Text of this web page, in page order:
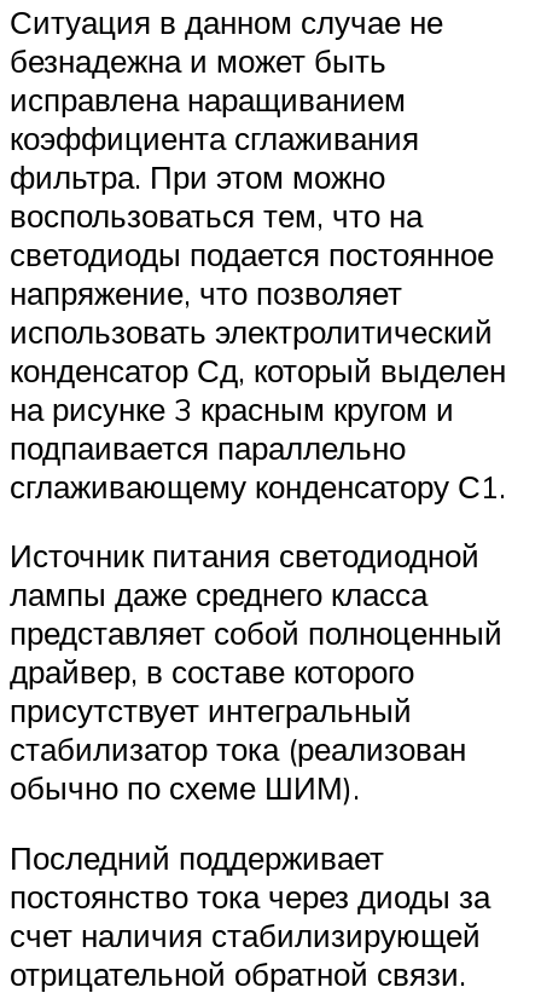
Ситуация в данном случае не
безнадежна и может быть
исправлена наращиванием
коэффициента сглаживания
фильтра. При этом можно
воспользоваться тем, что на
светодиоды подается постоянное
напряжение, что позволяет
использовать электролитический
конденсатор Сд, который выделен
на рисунке 3 красным кругом и
подпаивается параллельно
сглаживающему конденсатору С1.
Источник питания светодиодной
лампы даже среднего класса
представляет собой полноценный
драйвер, в составе которого
присутствует интегральный
стабилизатор тока (реализован
обычно по схеме ШИМ).
Последний поддерживает
постоянство тока через диоды за
счет наличия стабилизирующей
отрицательной обратной связи.